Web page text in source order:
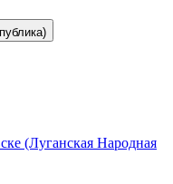
(Луганская Народная